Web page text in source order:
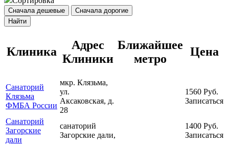
Сначала дешевые
Сначала дорогие
Найти
Клиника
Адрес
Клиники
Ближайшее
метро
Цена
Санаторий
Клязьма
ФМБА России
мкр. Клязьма,
ул.
Аксаковская, д.
28
1560 Руб.
Записаться
Санаторий
Загорские
дали
санаторий
Загорские дали,
1400 Руб.
Записаться